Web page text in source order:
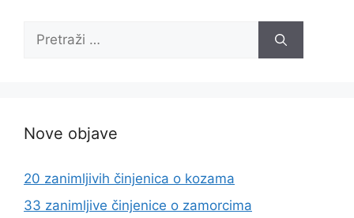
Pretraži:
Nove objave
20 zanimljivih činjenica o kozama
33 zanimljive činjenice o zamorcima